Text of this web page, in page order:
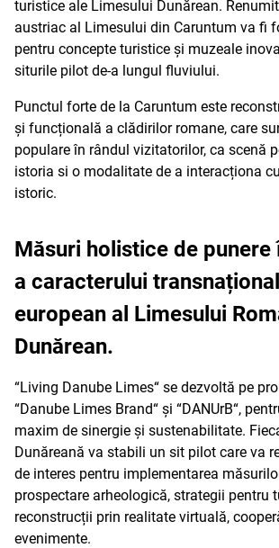
turistice ale Limesului Dunărean.
austriac al Limesului din Caruntum va fi
pentru concepte turistice și muzeale
siturile pilot de-a lungul fluviului.
Punctul forte de la Caruntum este
și funcțională a clădirilor romane, care
populare în rândul vizitatorilor, ca scenă
istoria si o modalitate de a interacționa
istoric.
Măsuri holistice de punere
a caracterului
european al Limesului
Dunărean.
“Living Danube Limes“ se dezvoltă pe
“Danube Limes Brand“ și “DANUrB“,
maxim de sinergie și sustenabilitate.
Dunăreană va stabili un sit pilot care va
de interes pentru implementarea
prospectare arheologică, strategii pentru
reconstrucții prin realitate virtuală,
evenimente.